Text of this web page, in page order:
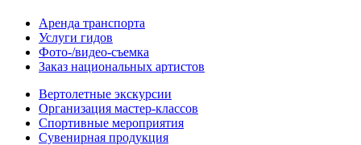
Аренда транспорта
Услуги гидов
Фото-/видео‑съемка
Заказ национальных артистов
Вертолетные экскурсии
Организация мастер‑классов
Спортивные мероприятия
Сувенирная продукция